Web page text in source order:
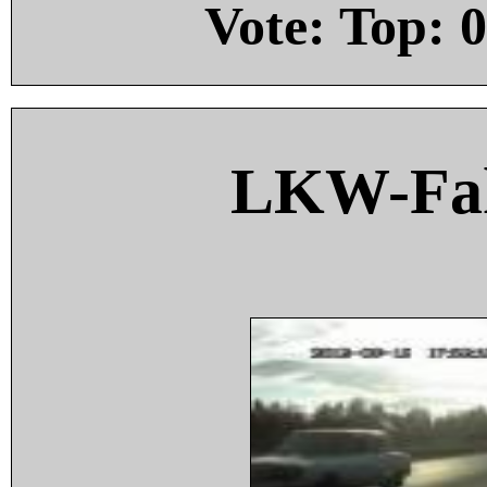
Vote: Top: 0
LKW-